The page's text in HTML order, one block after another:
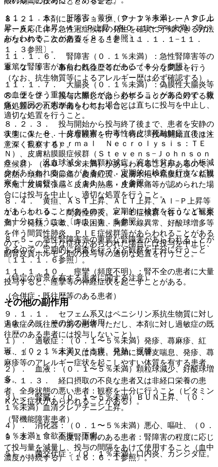
８．２． 本剤によるショック、アナフィラキシー、アレル
ギー反応に伴う急性冠症候群の発生を確実に予知できる方法
がないので、次の措置をとること〔１１．１．１−１１．
１．３参照〕。
８．２．１． 事前に既往歴等について十分な問診を行う
（なお、抗生物質等によるアレルギー歴は必ず確認する）。
８．２．２． 投与に際しては、必ずショック等に対する救
急処置のとれる準備をしておくこと。
８．２．３． 投与開始から投与終了後まで、患者を安静の
状態に保たせ、十分な観察を行う（特に、投与開始直後は注
意深く観察する）。
８．３． 汎血球減少、無顆粒球症、溶血性貧血、血小板減
少があらわれることがあるので、定期的に検査を行うなど観
察を十分に行うこと〔１１．１．４参照〕。
８．４． 黄疸、ＡＳＴ上昇、ＡＬＴ上昇、Ａｌ−Ｐ上昇等
があらわれることがあるので、定期的に検査を行うなど観察
を十分に行うこと〔１１．１．５参照〕。
８．５． 急性腎障害等の重篤な腎障害があらわれることが
あるので、定期的に検査を行うなど観察を十分に行うこと
〔１１．１．６参照〕。
（特定の背景を有する患者に関する注意）
（合併症・既往歴等のある患者）
９．１．１． セフェム系又はペニシリン系抗生物質に対し
過敏症の既往歴のある患者（ただし、本剤に対し過敏症の既
往歴のある患者には投与しないこと）。
９．１．２． 本人又は両親、兄弟に気管支喘息、発疹、蕁
麻疹等のアレルギー症状を起こしやすい体質を有する患者。
９．１．３． 経口摂取の不良な患者又は非経口栄養の患
者、全身状態の悪い患者：観察を十分に行うこと（ビタミン
Ｋ欠乏症状があらわれることがある）。
（腎機能障害患者）
９．２．１． 高度腎障害のある患者：腎障害の程度に応じ
て投与量を減量し、投与の間隔をあけて使用すること（血中
濃度が持続する）〔１６．６．１参照〕。
１１．１．５． 肝障害：黄疸（０．１％未満）、ＡＳＴ上
昇、ＡＬＴ上昇、Ａｌ−Ｐ上昇（各０．１〜５％未満）等が
あらわれることがある〔８．４参照〕。
１１．１．６． 腎障害（０．１％未満）：急性腎障害等の
重篤な腎障害があらわれることがある〔８．５参照〕。
１１．１．７． 大腸炎（０．１％未満）：偽膜性大腸炎等
の血便を伴う重篤な大腸炎があらわれることがあるので、腹
痛、頻回の下痢があらわれた場合には直ちに投与を中止し、
適切な処置を行うこと。
１１．１．８． 皮膚障害：中毒性表皮壊死融解症（Ｔｏｘ
ｉｃ Ｅｐｉｄｅｒｍａｌ Ｎｅｃｒｏｌｙｓｉｓ：ＴＥ
Ｎ）、皮膚粘膜眼症候群（Ｓｔｅｖｅｎｓ−Ｊｏｈｎｓｏｎ
症候群）（各０．１％未満）があらわれることがあるので、
発熱、頭痛、関節痛、皮膚紅斑・皮膚水疱や粘膜紅斑・粘膜
水疱、皮膚緊張感・皮膚灼熱感・皮膚疼痛等が認められた場
合には投与を中止し、適切な処置を行うこと。
１１．１．９． 間質性肺炎、ＰＩＥ症候群（各０．１％未
満）：発熱、咳嗽、呼吸困難、胸部Ｘ線異常、好酸球増多等
を伴う間質性肺炎、ＰＩＥ症候群等があらわれることがある
ので、このような症状があらわれた場合には投与を中止し、
副腎皮質ホルモン剤の投与等の適切な処置を行うこと。
１１．１．１０． 痙攣（頻度不明）：腎不全の患者に大量
投与すると、痙攣等の神経症状を起こすことがある。
その他の副作用
１１．２． その他の副作用
１）． 過敏症：（０．１〜５％未満）発疹、蕁麻疹、紅
斑、（０．１％未満）そう痒、発熱、浮腫。
２）． 血液：（０．１〜５％未満）顆粒球減少、好酸球増
多。
３）． 腎臓：（０．１〜５％未満）ＢＵＮ上昇、（０．
１％未満）血清クレアチニン上昇。
４）． 消化器：（０．１〜５％未満）悪心、嘔吐、（０．
１％未満）食欲不振、下痢。
５）． 菌交代症：（０．１％未満）口内炎、カンジダ症。